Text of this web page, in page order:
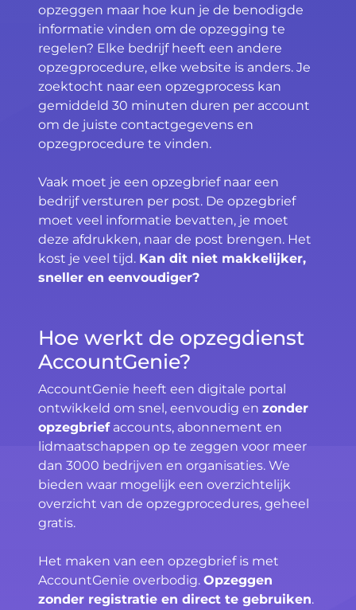
opzeggen maar hoe kun je de benodigde
informatie vinden om de opzegging te
regelen? Elke bedrijf heeft een andere
opzegprocedure, elke website is anders. Je
zoektocht naar een opzegprocess kan
gemiddeld 30 minuten duren per account
om de juiste contactgegevens en
opzegprocedure te vinden.
Vaak moet je een opzegbrief naar een
bedrijf versturen per post. De opzegbrief
moet veel informatie bevatten, je moet
deze afdrukken, naar de post brengen. Het
kost je veel tijd. Kan dit niet makkelijker,
sneller en eenvoudiger?
Hoe werkt de opzegdienst
AccountGenie?
AccountGenie heeft een digitale portal
ontwikkeld om snel, eenvoudig en zonder
opzegbriefaccounts, abonnement en
lidmaatschappen op te zeggen voor meer
dan 3000 bedrijven en organisaties. We
bieden waar mogelijk een overzichtelijk
overzicht van de opzegprocedures, geheel
gratis.
Het maken van een opzegbrief is met
AccountGenie overbodig. Opzeggen
zonder registratie en direct te gebruiken.